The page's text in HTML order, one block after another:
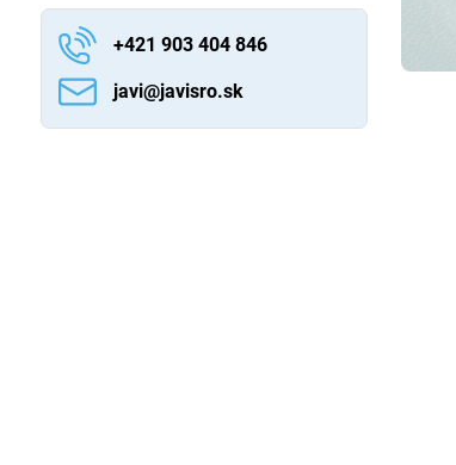
+421 903 404 846
javi​@javisro​.sk